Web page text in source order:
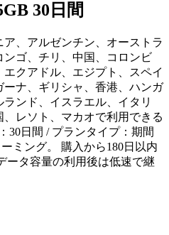
30日間
、アルゼンチン、オーストラ
ゴ、チリ、中国、コロンビ
クアドル、エジプト、スペイ
ナ、ギリシャ、香港、ハンガ
ンド、イスラエル、イタリ
レソト、マカオで利用できる
30日間 / プランタイプ：期間
ミング。 購入から180日以内
ータ容量の利用後は低速で継